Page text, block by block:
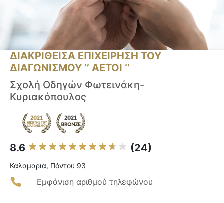
ΔΙΑΚΡΙΘΕΙΣΑ ΕΠΙΧΕΙΡΗΣΗ ΤΟΥ
ΔΙΑΓΩΝΙΣΜΟΥ ‘’ ΑΕΤΟΙ ‘’
Σχολή Οδηγών Φωτεινάκη-
Κυριακόπουλος
8.6 (24)
Καλαμαριά, Πόντου 93
Εμφάνιση αριθμού τηλεφώνου